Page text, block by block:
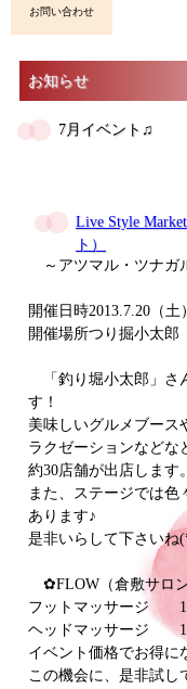
お問い合わせ
お知らせ
7月イベント♫
Live Style
ト）
～アツマル・ツナガ
開催日時2013.7.20（土
開催場所つり掘小太郎
「釣り堀小太郎」
す！
美味しいグルメブース
ラクゼーションなどな
約30店舗が出店します。
また、ステージでは色
あります♪
是非いらして下さいね
✿FLOW（倉敷サロ
フットマッサージ
ヘッドマッサージ
イベント価格でお得に
この機会に、是非試